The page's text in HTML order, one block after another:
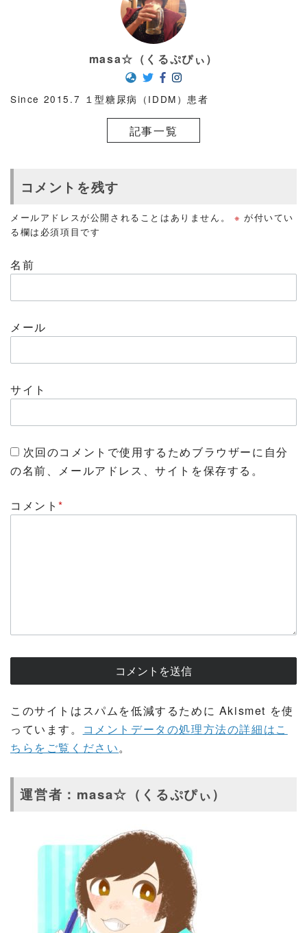
masa☆（くるぷぴぃ）
Since 2015.7 １型糖尿病（IDDM）患者
記事一覧
コメントを残す
メールアドレスが公開されることはありません。 ※ が付いてい
る欄は必須項目です
名前
メール
サイト
次回のコメントで使用するためブラウザーに自分
の名前、メールアドレス、サイトを保存する。
コメント*
このサイトはスパムを低減するために Akismet を使
っています。
コメントデータの処理方法の詳細はこ
ちらをご覧ください。
運営者：masa☆（くるぷぴぃ）